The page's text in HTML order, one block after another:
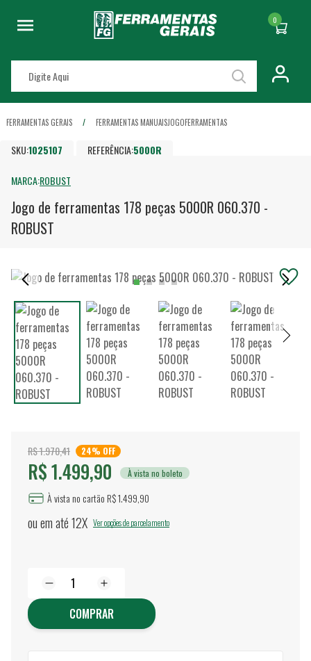
0
FERRAMENTAS GERAIS FERRAMENTAS MANUAISJOGOFERRAMENTAS
SKU:1025107 REFERÊNCIA:5000R
MARCA:ROBUST
Jogo de ferramentas 178 peças 5000R 060.370 -
ROBUST
R$ 1.970,41 24% OFF
R$ 1.499,90 À vista no boleto
À vista no cartão R$ 1.499,90
ou em até12X Ver opções de parcelamento
COMPRAR